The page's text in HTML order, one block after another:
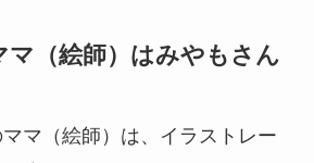
マ（絵師）はみやもさん
マ（絵師）は、イラストレー